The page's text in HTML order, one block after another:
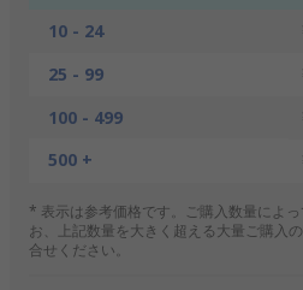
10 - 24
25 - 99
100 - 499
500 +
* 表示は参考価格です。ご購入数量によ
お、上記数量を大きく超える大量ご購入
合せください。